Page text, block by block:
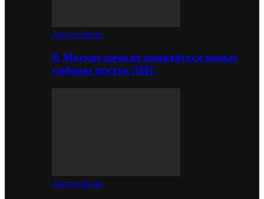
Автомобили
В Москве начали появляться новые
кабины постов ДПС
Автомобили